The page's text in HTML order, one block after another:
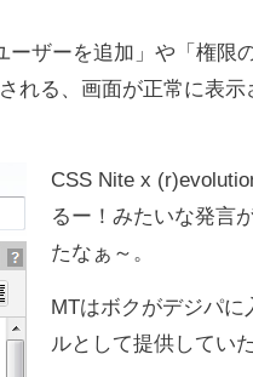
ーザーを追加」や「権限
れる、画面が正常に表
CSS Nite x
るー！みたいな発言
たなぁ～。
MTはボクがデジパ
ルとして提供してい